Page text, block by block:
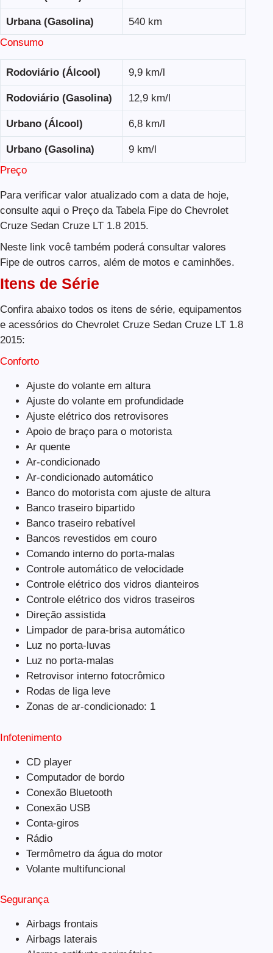
Urbana (Gasolina)
540 km
Consumo
Rodoviário (Álcool) 9,9 km/l
Rodoviário (Gasolina) 12,9 km/l
Urbano (Álcool) 6,8 km/l
Urbano (Gasolina)
9 km/l
Preço
Para verificar valor atualizado com a data de hoje,
consulte aqui o Preço da Tabela Fipe do Chevrolet
Cruze Sedan Cruze LT 1.8 2015.
Neste link você também poderá consultar valores
Fipe de outros carros, além de motos e caminhões.
Itens de Série
Confira abaixo todos os itens de série, equipamentos
e acessórios do Chevrolet Cruze Sedan Cruze LT 1.8
2015:
Conforto
Ajuste do volante em altura
Ajuste do volante em profundidade
Ajuste elétrico dos retrovisores
Apoio de braço para o motorista
Ar quente
Ar-condicionado
Ar-condicionado automático
Banco do motorista com ajuste de altura
Banco traseiro bipartido
Banco traseiro rebatível
Bancos revestidos em couro
Comando interno do porta-malas
Controle automático de velocidade
Controle elétrico dos vidros dianteiros
Controle elétrico dos vidros traseiros
Direção assistida
Limpador de para-brisa automático
Luz no porta-luvas
Luz no porta-malas
Retrovisor interno fotocrômico
Rodas de liga leve
Zonas de ar-condicionado: 1
Infotenimento
CD player
Computador de bordo
Conexão Bluetooth
Conexão USB
Conta-giros
Rádio
Termômetro da água do motor
Volante multifuncional
Segurança
Airbags frontais
Airbags laterais